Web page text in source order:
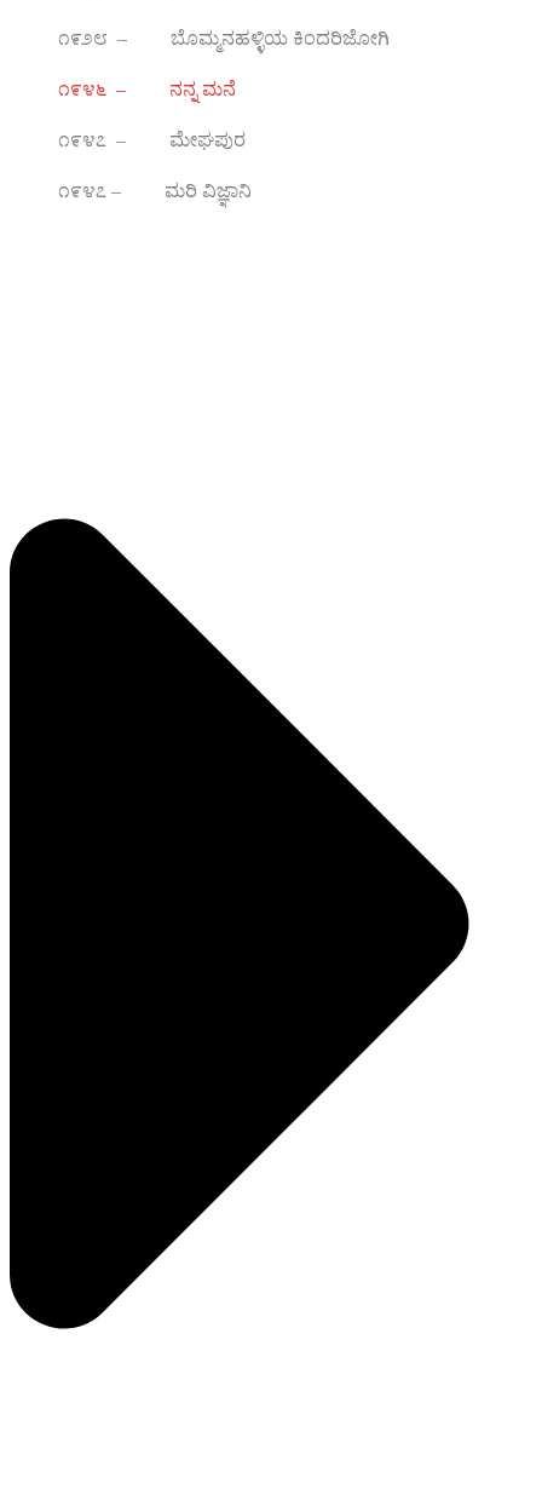
೧೯೨೮ – ಬೊಮ್ಮನಹಳ್ಳಿಯ ಕಿಂದರಿಜೋಗಿ
೧೯೪೬ – ನನ್ನ ಮನೆ
೧೯೪೭ – ಮೇಘಪುರ
೧೯೪೭ – ಮರಿ ವಿಜ್ಞಾನಿ